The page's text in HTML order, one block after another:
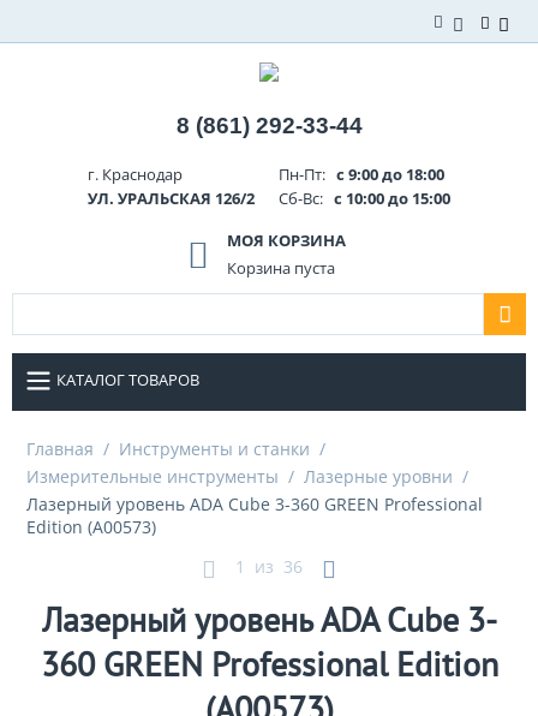
8 (861) 292-33-44
г. Краснодар
УЛ. УРАЛЬСКАЯ 126/2
Пн-Пт: с 9:00 до 18:00
Сб-Вс: с 10:00 до 15:00
МОЯ КОРЗИНА
Корзина пуста
КАТАЛОГ ТОВАРОВ
Главная / Инструменты и станки /
Измерительные инструменты / Лазерные уровни /
Лазерный уровень ADA Cube 3-360 GREEN Professional
Edition (A00573)
1
из 36
Лазерный уровень ADA Cube 3-
360 GREEN Professional Edition